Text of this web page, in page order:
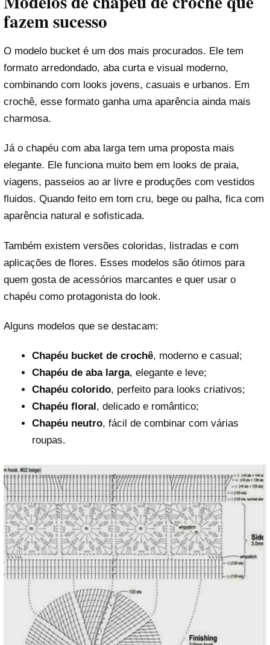
fazem sucesso
O modelo bucket é um dos mais procurados. Ele tem
formato arredondado, aba curta e visual moderno,
combinando com looks jovens, casuais e urbanos. Em
crochê, esse formato ganha uma aparência ainda mais
charmosa.
Já o chapéu com aba larga tem uma proposta mais
elegante. Ele funciona muito bem em looks de praia,
viagens, passeios ao ar livre e produções com vestidos
fluidos. Quando feito em tom cru, bege ou palha, fica com
aparência natural e sofisticada.
Também existem versões coloridas, listradas e com
aplicações de flores. Esses modelos são ótimos para
quem gosta de acessórios marcantes e quer usar o
chapéu como protagonista do look.
Alguns modelos que se destacam:
Chapéu bucket de crochê, moderno e casual;
Chapéu de aba larga, elegante e leve;
Chapéu colorido, perfeito para looks criativos;
Chapéu floral, delicado e romântico;
Chapéu neutro, fácil de combinar com várias
roupas.